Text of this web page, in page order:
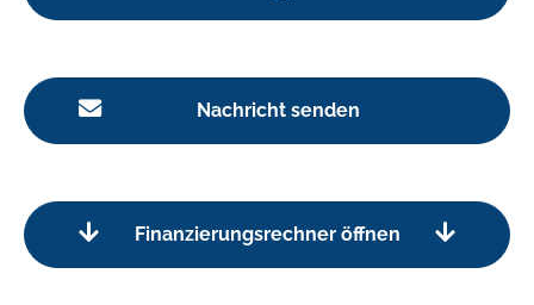
Nachricht senden
Finanzierungsrechner öffnen